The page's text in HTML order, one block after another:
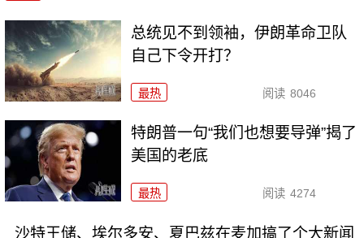
总统见不到领袖，伊朗革命卫队
自己下令开打？
最热 阅读 8046
特朗普一句“我们也想要导弹”揭了
美国的老底
最热 阅读 4274
沙特王储、埃尔多安、夏巴兹在麦加搞了个大新闻